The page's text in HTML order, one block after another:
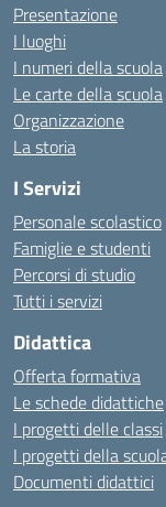
Presentazione
I luoghi
I numeri della scuola
Le carte della scuola
Organizzazione
La storia
I Servizi
Personale scolastico
Famiglie e studenti
Percorsi di studio
Tutti i servizi
Didattica
Offerta formativa
Le schede didattiche
I progetti delle classi
I progetti della
Documenti didattici